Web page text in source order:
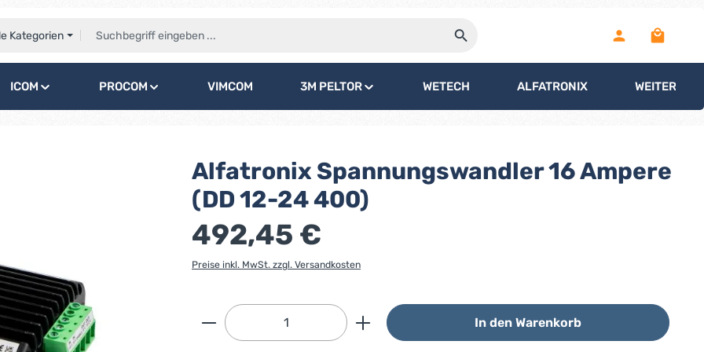
Kategorien
ICOM PROCOM VIMCOM 3M PELTOR WETECH ALFATRONIX WEITERE
Alfatronix Spannungswandler 16 Ampere
(DD 12-24 400)
492,45 €
Preise inkl. MwSt. zzgl. Versandkosten
Produkt Anzahl: Gib den gewünschten Wert ein oder
In den Warenkorb